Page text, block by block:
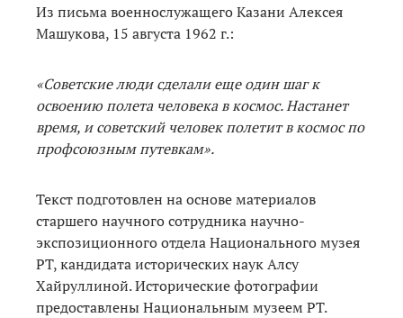
Из письма военнослужащего Казани Алексея
Машукова, 15 августа 1962 г.:
«Советские люди сделали еще один шаг к
освоению полета человека в космос. Настанет
время, и советский человек полетит в космос по
профсоюзным путевкам».
Текст подготовлен на основе материалов
старшего научного сотрудника научно-
экспозиционного отдела Национального музея
РТ, кандидата исторических наук Алсу
Хайруллиной. Исторические фотографии
предоставлены Национальным музеем РТ.